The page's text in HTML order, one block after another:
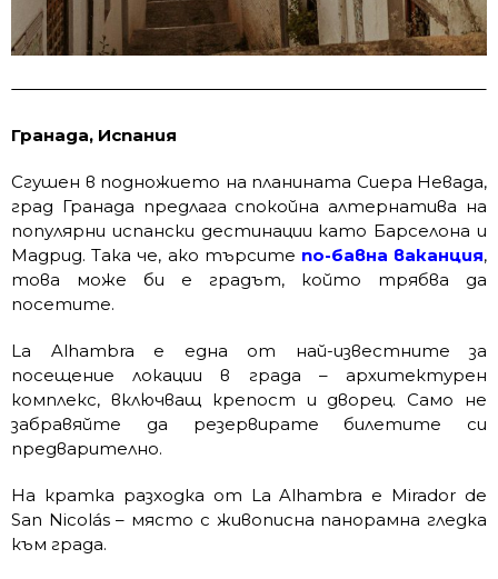
Гранада, Испания
Сгушен в подножието на планината Сиера Невада,
град Гранада предлага спокойна алтернатива на
популярни испански дестинации като Барселона и
Мадрид. Така че, ако търсите по-бавна ваканция,
това може би е градът, който трябва да
посетите.
La Alhambra е една от най-известните за
посещение локации в града – архитектурен
комплекс, включващ крепост и дворец. Само не
забравяйте да резервирате билетите си
предварително.
На кратка разходка от La Alhambra е Mirador de
San Nicolás – място с живописна панорамна гледка
към града.